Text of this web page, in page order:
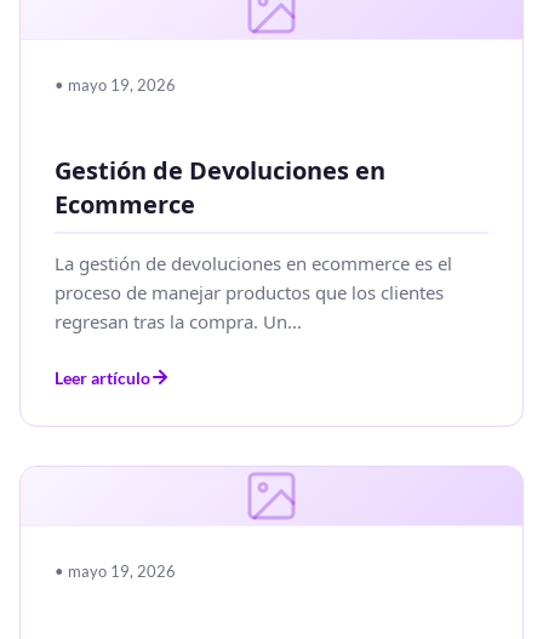
• mayo 19, 2026
Gestión de Devoluciones en
Ecommerce
La gestión de devoluciones en ecommerce es el
proceso de manejar productos que los clientes
regresan tras la compra. Un...
Leer artículo
• mayo 19, 2026